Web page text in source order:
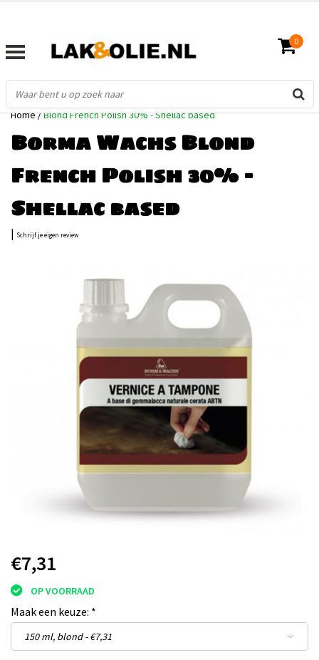
0
Home/Blond French Polish 30% - Shellac based
Borma Wachs Blond
French Polish 30% -
Shellac based
| Schrijf je eigen review
€7,31
OP VOORRAAD
Maak een keuze: *